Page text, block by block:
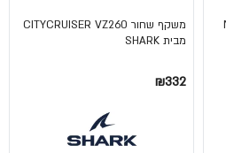
משקף שחור CITYCRUISER VZ260
מבית SHARK
₪332